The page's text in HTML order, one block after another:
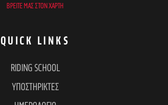
ΒΡΕΊΤΕ ΜΑΣ ΣΤΟΝ ΧΆΡΤΗ
QUICK LINKS
RIDING SCHOOL
ΥΠΟΣΤΗΡΙΚΤΕΣ